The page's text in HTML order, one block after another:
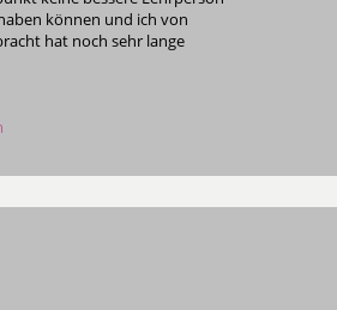
können und ich von
hat noch sehr lange